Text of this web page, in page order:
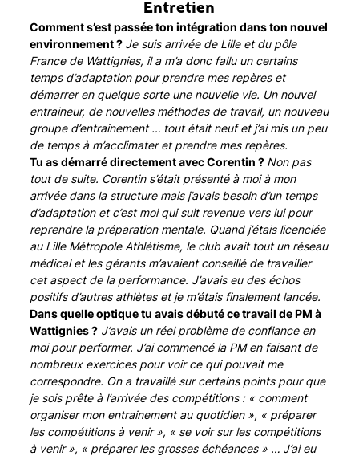
Entretien
Comment s’est passée ton intégration dans ton nouvel
environnement ? Je suis arrivée de Lille et du pôle
France de Wattignies, il a m’a donc fallu un certains
temps d’adaptation pour prendre mes repères et
démarrer en quelque sorte une nouvelle vie. Un nouvel
entraineur, de nouvelles méthodes de travail, un nouveau
groupe d’entrainement … tout était neuf et j’ai mis un peu
de temps à m’acclimater et prendre mes repères.
Tu as démarré directement avec Corentin ? Non pas
tout de suite. Corentin s’était présenté à moi à mon
arrivée dans la structure mais j’avais besoin d’un temps
d’adaptation et c’est moi qui suit revenue vers lui pour
reprendre la préparation mentale. Quand j’étais licenciée
au Lille Métropole Athlétisme, le club avait tout un réseau
médical et les gérants m’avaient conseillé de travailler
cet aspect de la performance. J’avais eu des échos
positifs d’autres athlètes et je m’étais finalement lancée.
Dans quelle optique tu avais débuté ce travail de PM à
Wattignies ? J’avais un réel problème de confiance en
moi pour performer. J’ai commencé la PM en faisant de
nombreux exercices pour voir ce qui pouvait me
correspondre. On a travaillé sur certains points pour que
je sois prête à l’arrivée des compétitions : « comment
organiser mon entrainement au quotidien », « préparer
les compétitions à venir », « se voir sur les compétitions
à venir », « préparer les grosses échéances » … J’ai eu